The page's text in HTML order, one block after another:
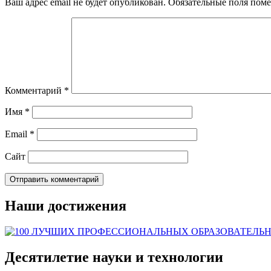
Ваш адрес email не будет опубликован. Обязательные поля
Комментарий *
Имя *
Email *
Сайт
Наши достижения
Десятилетие науки и технологии